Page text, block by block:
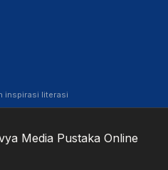
inspirasi literasi
Media Pustaka Online